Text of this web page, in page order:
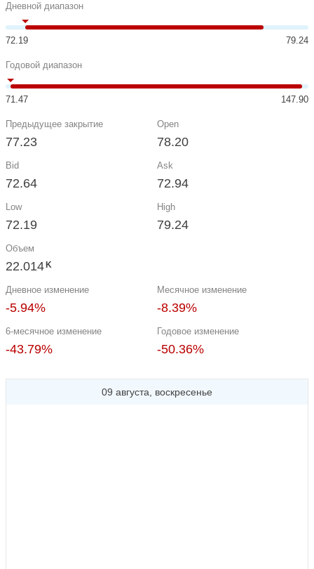
Дневной диапазон
72.19 79.24
Годовой диапазон
71.47 147.90
Предыдущее закрытие
77.23
Open
78.20
Bid
72.64
Ask
72.94
Low
72.19
High
79.24
Объем
22.014 K
Дневное изменение
-5.94%
Месячное изменение
-8.39%
6-месячное изменение
-43.79%
Годовое изменение
-50.36%
09 августа, воскресенье